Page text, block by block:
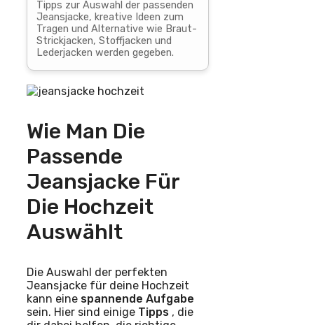
Tipps zur Auswahl der passenden
Jeansjacke, kreative Ideen zum
Tragen und Alternative wie Braut-
Strickjacken, Stoffjacken und
Lederjacken werden gegeben.
Wie Man Die
Passende
Jeansjacke Für
Die Hochzeit
Auswählt
Die Auswahl der perfekten
Jeansjacke für deine Hochzeit
kann eine spannende Aufgabe
sein. Hier sind einige Tipps , die